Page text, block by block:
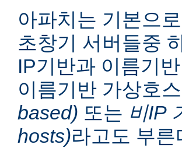
아파치는 기본으
초창기 서버들중
IP기반과 이름기
이름기반 가상호
based) 또는 비IP
hosts)라고도 부른